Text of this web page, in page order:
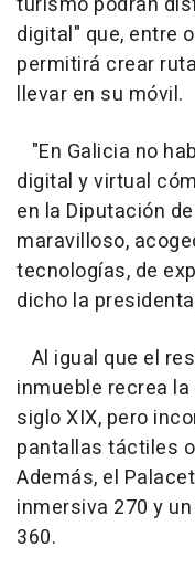
digital" que, entre
permitirá crear
llevar en su móvil.
"En Galicia no
digital y virtual
en la Diputación
maravilloso,
tecnologías, de
dicho la
Al igual que el
inmueble recrea
siglo XIX, pero
pantallas táctiles
Además, el
inmersiva 270 y
360.